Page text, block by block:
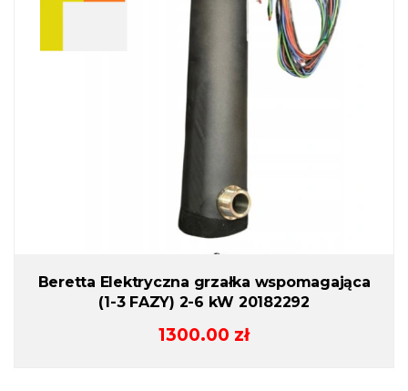
Beretta Elektryczna grzałka wspomagająca
(1-3 FAZY) 2-6 kW 20182292
1300.00 zł